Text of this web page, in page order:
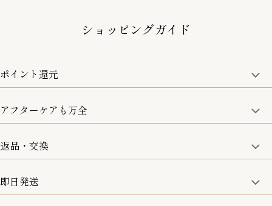
ショッピングガイド
ポイント還元
商品金額の10%をポイント還元いたします。
アフターケアも万全
取り扱い商品はすべて正規品となります。
修理などのご相談に関しましては、責任を持って対応させてい
ただきます。
返品・交換
8日以内なら、返品・交換も可能です。
即日発送